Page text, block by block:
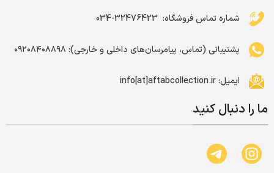
شماره تماس فروشگاه: ‌ 32476423-034
پشتیبانی (تماس، پیامرسان‌های داخلی و خارجی): ۰۹۲۰۸۴۰۸۸۹۸
ایمیل: info[at]aftabcollection.ir
ما را دنبال کنید